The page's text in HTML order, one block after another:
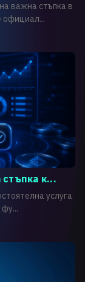
важна стъпка в
официал...
к...